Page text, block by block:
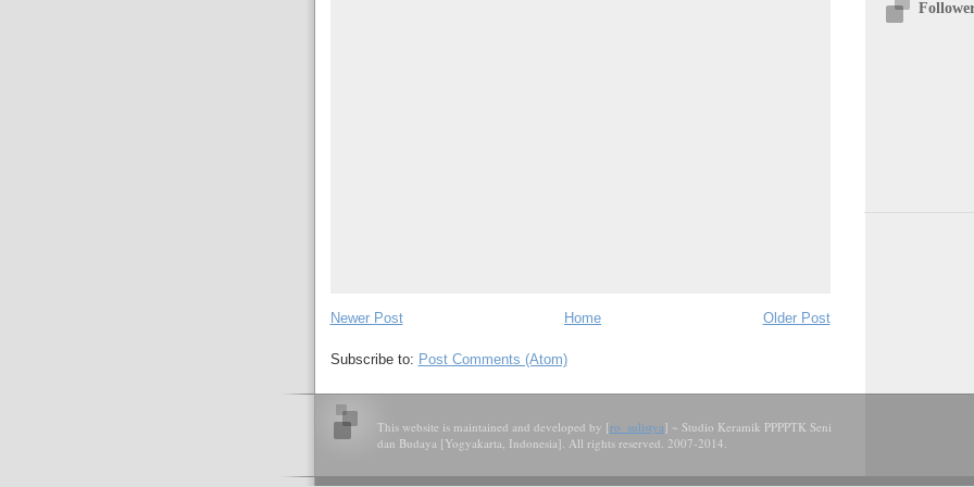
Newer Post Older Post
Home
Subscribe to: Post Comments (Atom)
This website is maintained and developed by [ro_sulistya] ~ Studio Keramik PPPPTK Seni
dan Budaya [Yogyakarta, Indonesia]. All rights reserved. 2007-2014.